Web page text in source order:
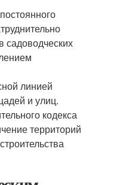
линией
и улиц.
кодекса
территорий